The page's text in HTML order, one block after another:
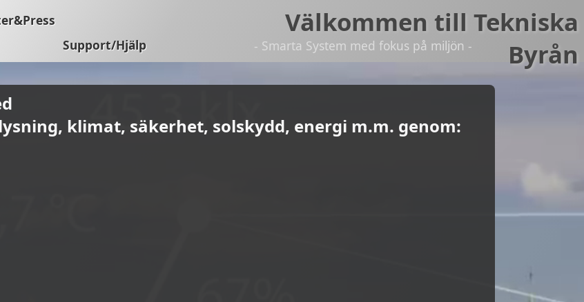
Välkommen till Tekniska
Byrån
Support/Hjälp
- Smarta System med fokus på miljön -
klimat, säkerhet, solskydd, energi m.m. genom: